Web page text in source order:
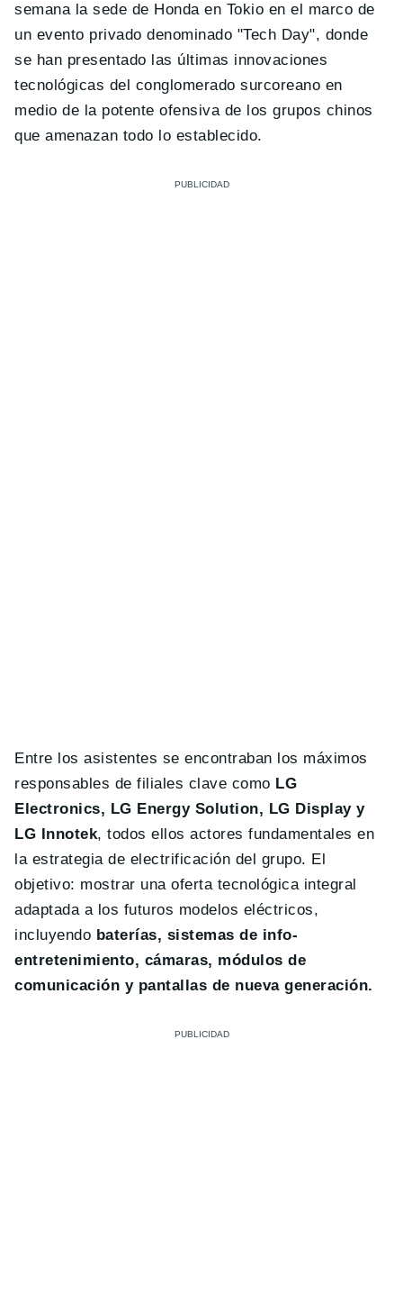
semana la sede de Honda en Tokio en el marco de
un evento privado denominado "Tech Day", donde
se han presentado las últimas innovaciones
tecnológicas del conglomerado surcoreano en
medio de la potente ofensiva de los grupos chinos
que amenazan todo lo establecido.
Entre los asistentes se encontraban los máximos
responsables de filiales clave como LG
Electronics, LG Energy Solution, LG Display y
LG Innotek, todos ellos actores fundamentales en
la estrategia de electrificación del grupo. El
objetivo: mostrar una oferta tecnológica integral
adaptada a los futuros modelos eléctricos,
incluyendo baterías, sistemas de info-
entretenimiento, cámaras, módulos de
comunicación y pantallas de nueva generación.